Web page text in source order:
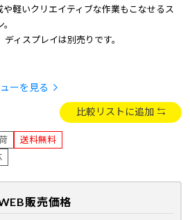
軽いクリエイティブな作業もこなせるス
ィスプレイは別売りです。
ーを見る
比較リストに追加
送料無料
販売価格